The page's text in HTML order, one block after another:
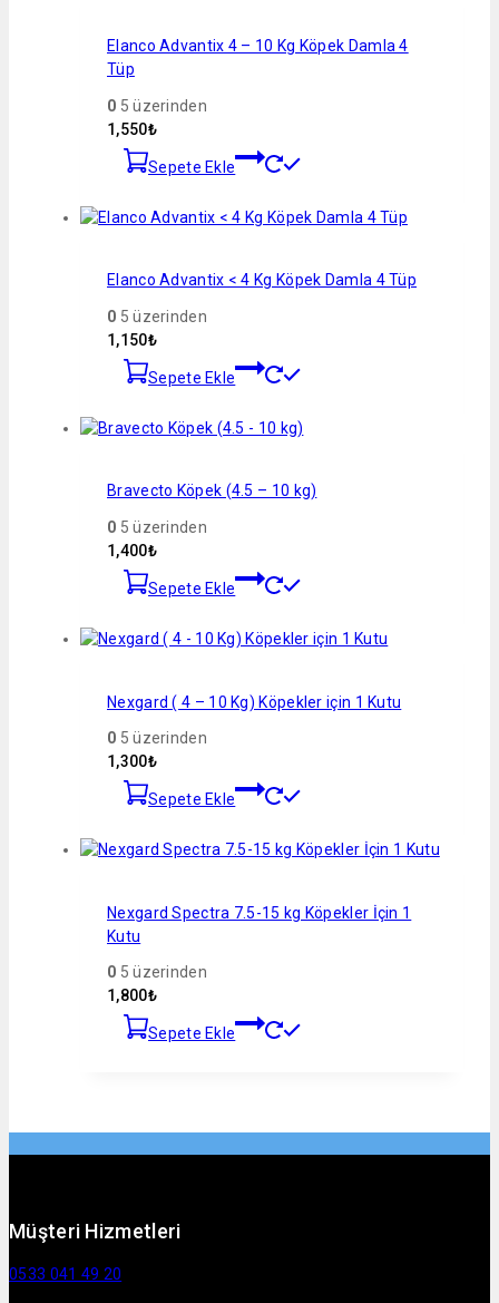
Elanco Advantix 4 – 10 Kg Köpek Damla 4
Tüp
0 5 üzerinden
1,550₺
Sepete Ekle
Elanco Advantix < 4 Kg Köpek Damla 4 Tüp
0 5 üzerinden
1,150₺
Sepete Ekle
Bravecto Köpek (4.5 – 10 kg)
0 5 üzerinden
1,400₺
Sepete Ekle
Nexgard ( 4 – 10 Kg) Köpekler için 1 Kutu
0 5 üzerinden
1,300₺
Sepete Ekle
Nexgard Spectra 7.5-15 kg Köpekler İçin 1
Kutu
0 5 üzerinden
1,800₺
Sepete Ekle
Müşteri Hizmetleri
0533 041 49 20